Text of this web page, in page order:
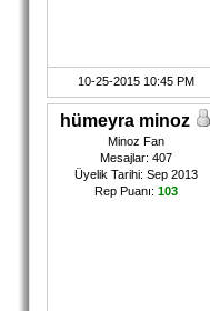
10-25-2015 10:45 PM
hümeyra minoz
Minoz Fan
Mesajlar: 407
Üyelik Tarihi: Sep 2013
Rep Puanı: 103